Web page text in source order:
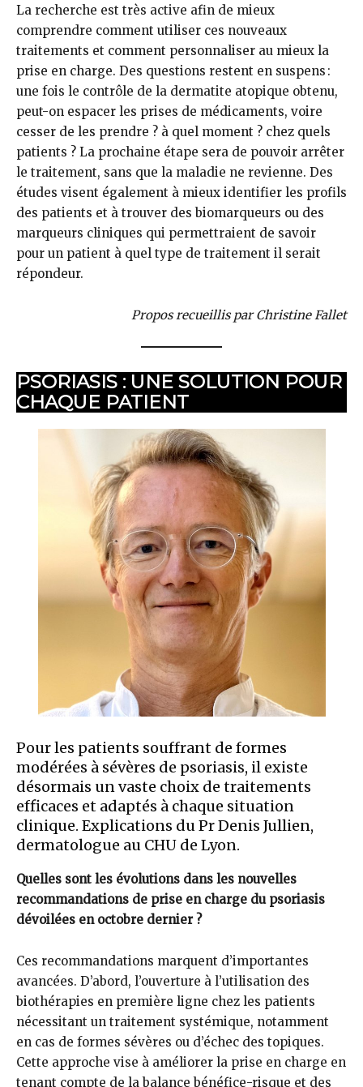
La recherche est très active afin de mieux
comprendre comment utiliser ces nouveaux
traitements et comment personnaliser au mieux la
prise en charge. Des questions restent en suspens :
une fois le contrôle de la dermatite atopique obtenu,
peut-on espacer les prises de médicaments, voire
cesser de les prendre ? à quel moment ? chez quels
patients ? La prochaine étape sera de pouvoir arrêter
le traitement, sans que la maladie ne revienne. Des
études visent également à mieux identifier les profils
des patients et à trouver des biomarqueurs ou des
marqueurs cliniques qui permettraient de savoir
pour un patient à quel type de traitement il serait
répondeur.
Propos recueillis par Christine Fallet
PSORIASIS : UNE SOLUTION POUR
CHAQUE PATIENT
Pour les patients souffrant de formes
modérées à sévères de psoriasis, il existe
désormais un vaste choix de traitements
efficaces et adaptés à chaque situation
clinique. Explications du Pr Denis Jullien,
dermatologue au CHU de Lyon.
Quelles sont les évolutions dans les nouvelles
recommandations de prise en charge du psoriasis
dévoilées en octobre dernier ?
Ces recommandations marquent d’importantes
avancées. D’abord, l’ouverture à l’utilisation des
biothérapies en première ligne chez les patients
nécessitant un traitement systémique, notamment
en cas de formes sévères ou d’échec des topiques.
Cette approche vise à améliorer la prise en charge en
tenant compte de la balance bénéfice-risque et des